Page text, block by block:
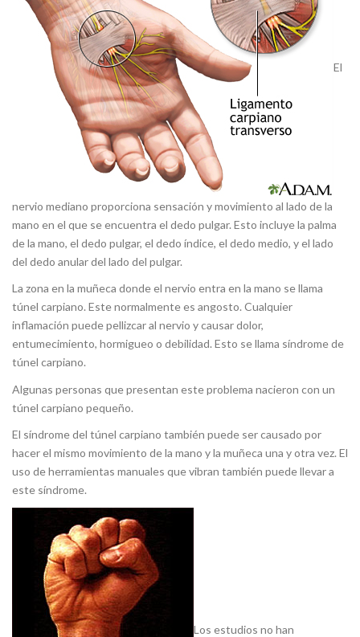
El
nervio mediano proporciona sensación y movimiento al lado de la
mano en el que se encuentra el dedo pulgar. Esto incluye la palma
de la mano, el dedo pulgar, el dedo índice, el dedo medio, y el lado
del dedo anular del lado del pulgar.
La zona en la muñeca donde el nervio entra en la mano se llama
túnel carpiano. Este normalmente es angosto. Cualquier
inflamación puede pellizcar al nervio y causar dolor,
entumecimiento, hormigueo o debilidad. Esto se llama síndrome de
túnel carpiano.
Algunas personas que presentan este problema nacieron con un
túnel carpiano pequeño.
El síndrome del túnel carpiano también puede ser causado por
hacer el mismo movimiento de la mano y la muñeca una y otra vez. El
uso de herramientas manuales que vibran también puede llevar a
este síndrome.
Los estudios no han